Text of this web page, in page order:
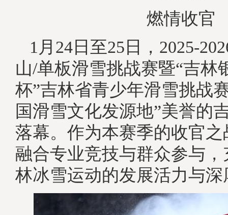
燃情收官
1月24日至25日，2025-
山/单板滑雪挑战赛暨“吉林
杯”吉林省青少年滑雪挑战
国滑雪文化发源地”美誉的
落幕。作为本赛季的收官
融合专业竞技与群众参与
林冰雪运动的发展活力与深